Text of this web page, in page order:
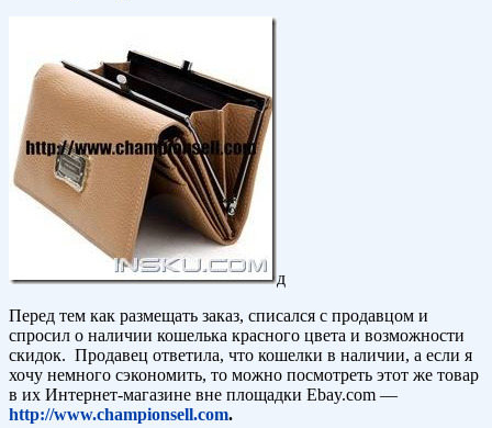
д
Перед тем как размещать заказ, списался с продавцом и
спросил о наличии кошелька красного цвета и возможности
скидок. Продавец ответила, что кошелки в наличии, а если я
хочу немного сэкономить, то можно посмотреть этот же товар
в их Интернет-магазине вне площадки Ebay.com —
http://www.championsell.com.